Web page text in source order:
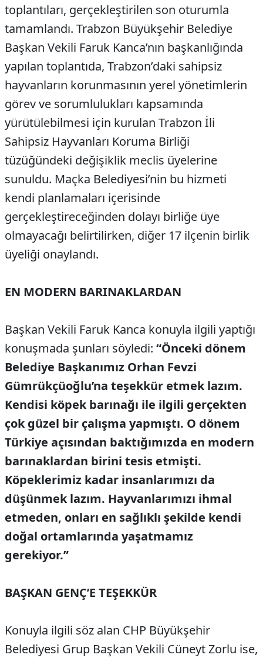
toplantıları, gerçekleştirilen son oturumla
tamamlandı. Trabzon Büyükşehir Belediye
Başkan Vekili Faruk Kanca’nın başkanlığında
yapılan toplantıda, Trabzon’daki sahipsiz
hayvanların korunmasının yerel yönetimlerin
görev ve sorumlulukları kapsamında
yürütülebilmesi için kurulan Trabzon İli
Sahipsiz Hayvanları Koruma Birliği
tüzüğündeki değişiklik meclis üyelerine
sunuldu. Maçka Belediyesi’nin bu hizmeti
kendi planlamaları içerisinde
gerçekleştireceğinden dolayı birliğe üye
olmayacağı belirtilirken, diğer 17 ilçenin birlik
üyeliği onaylandı.
EN MODERN BARINAKLARDAN
Başkan Vekili Faruk Kanca konuyla ilgili yaptığı
konuşmada şunları söyledi: “Önceki dönem
Belediye Başkanımız Orhan Fevzi
Gümrükçüoğlu’na teşekkür etmek lazım.
Kendisi köpek barınağı ile ilgili gerçekten
çok güzel bir çalışma yapmıştı. O dönem
Türkiye açısından baktığımızda en modern
barınaklardan birini tesis etmişti.
Köpeklerimiz kadar insanlarımızı da
düşünmek lazım. Hayvanlarımızı ihmal
etmeden, onları en sağlıklı şekilde kendi
doğal ortamlarında yaşatmamız
gerekiyor.”
BAŞKAN GENÇ’E TEŞEKKÜR
Konuyla ilgili söz alan CHP Büyükşehir
Belediyesi Grup Başkan Vekili Cüneyt Zorlu ise,